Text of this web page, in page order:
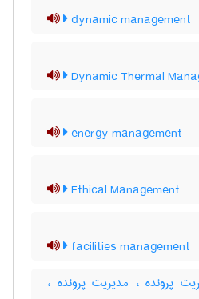
dynamic management
Dynamic Thermal
energy management
Ethical Management
facilities management
پرونده ، مدیریت پرونده ،